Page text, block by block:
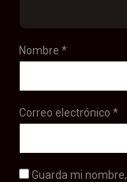
Nombre*
Correo electrónico*
Guarda mi